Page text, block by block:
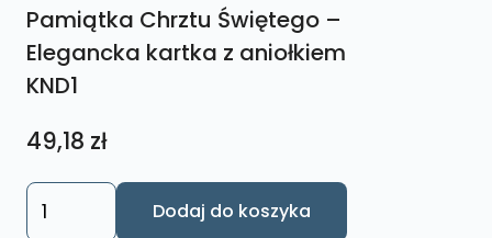
Pamiątka Chrztu Świętego –
Elegancka kartka z aniołkiem
KND1
49,18 zł
ilość
Pamiątka
Dodaj do koszyka